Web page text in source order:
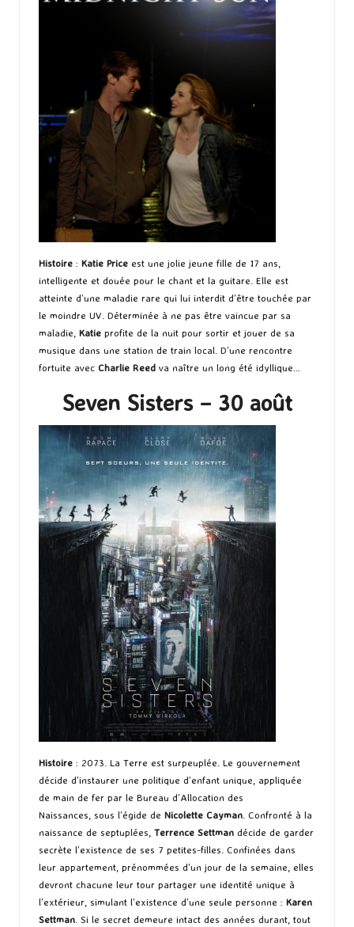
Histoire : Katie Price est une jolie jeune fille de 17 ans,
intelligente et douée pour le chant et la guitare. Elle est
atteinte d’une maladie rare qui lui interdit d’être touchée par
le moindre UV. Déterminée à ne pas être vaincue par sa
maladie, Katie profite de la nuit pour sortir et jouer de sa
musique dans une station de train local. D’une rencontre
fortuite avec Charlie Reed va naître un long été idyllique…
Seven Sisters – 30 août
Histoire : 2073. La Terre est surpeuplée. Le gouvernement
décide d’instaurer une politique d’enfant unique, appliquée
de main de fer par le Bureau d’Allocation des
Naissances, sous l’égide de Nicolette Cayman. Confronté à la
naissance de septuplées, Terrence Settman décide de garder
secrète l’existence de ses 7 petites-filles. Confinées dans
leur appartement, prénommées d’un jour de la semaine, elles
devront chacune leur tour partager une identité unique à
l’extérieur, simulant l’existence d’une seule personne : Karen
Settman. Si le secret demeure intact des années durant, tout